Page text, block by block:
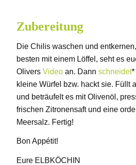
Zubereitung
Die Chilis waschen und
besten mit einem Löffel, seht es
Olivers Videoan. Dann schneidet*
kleine Würfel bzw. hackt sie. Füllt
und beträufelt es mit Olivenöl,
frischen Zitronensaft und eine
Meersalz. Fertig!
Bon Appétit!
Eure ELBKÖCHIN